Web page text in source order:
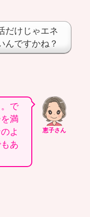
だけじゃエネ
んですかね？
恵子さん
で
満
よ
あ